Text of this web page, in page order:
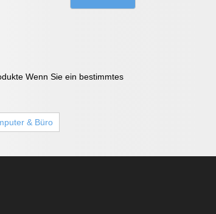
Wenn Sie ein bestimmtes
& Büro